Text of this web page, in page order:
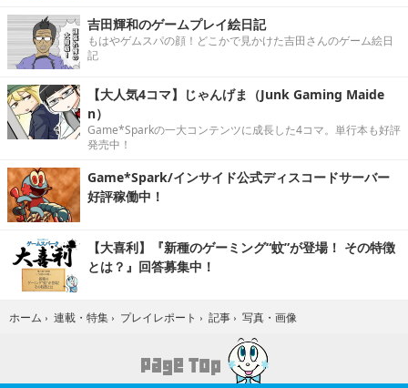
吉田輝和のゲームプレイ絵日記
もはやゲムスパの顔！どこかで見かけた吉田さんのゲーム絵日
記
【大人気4コマ】じゃんげま（Junk Gaming Maide
n）
Game*Sparkの一大コンテンツに成長した4コマ。単行本も好評
発売中！
Game*Spark/インサイド公式ディスコードサーバー
好評稼働中！
【大喜利】『新種のゲーミング“蚊”が登場！ その特徴
とは？』回答募集中！
ホーム › 連載・特集 › プレイレポート › 記事 › 写真・画像